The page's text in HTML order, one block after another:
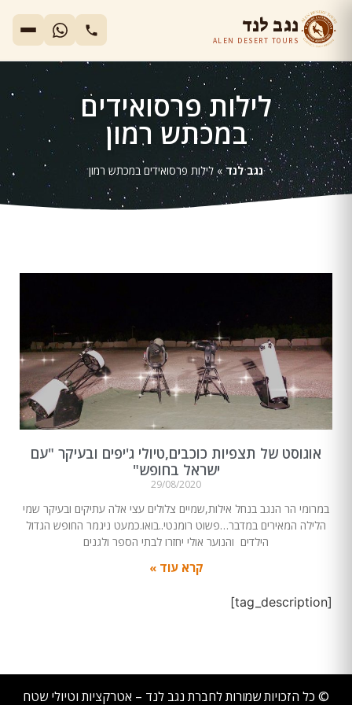
נגב לנד
ALEN DESERT TOURS
לילות פרסואידים
במכתש רמון
נגב לנד» לילות פרסואידים במכתש רמון
אוגוסט של תצפיות כוכבים,טיולי ג'יפים ובעיקר "עם
ישראל בחופש"
29/08/2020
במרומי הר הנגב בנחל אילות,שמיים צלולים עצי אלה עתיקים ובעיקר שמי
הלילה המאירים במדבר…פשוט רומנטי..בואו.כמעט ניגמר החופש הגדול
הילדים והנוער אולי יחזרו לבתי הספר ולגנים
קרא עוד »
[tag_description]
© כל הזכויות שמורות לחברת נגב לנד – אטרקציות וטיולי שטח